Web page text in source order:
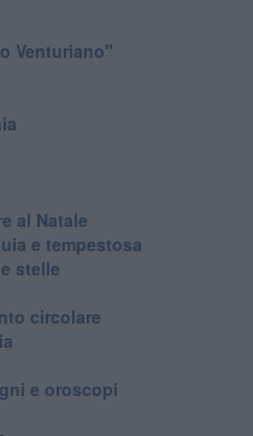
Venturiano"
al Natale
e tempestosa
stelle
circolare
e oroscopi